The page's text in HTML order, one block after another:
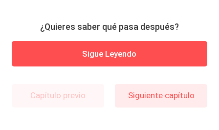
¿Quieres saber qué pasa después?
Sigue Leyendo
Capítulo previo Siguiente capítulo